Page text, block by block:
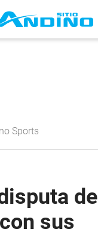
Sports
de
sus